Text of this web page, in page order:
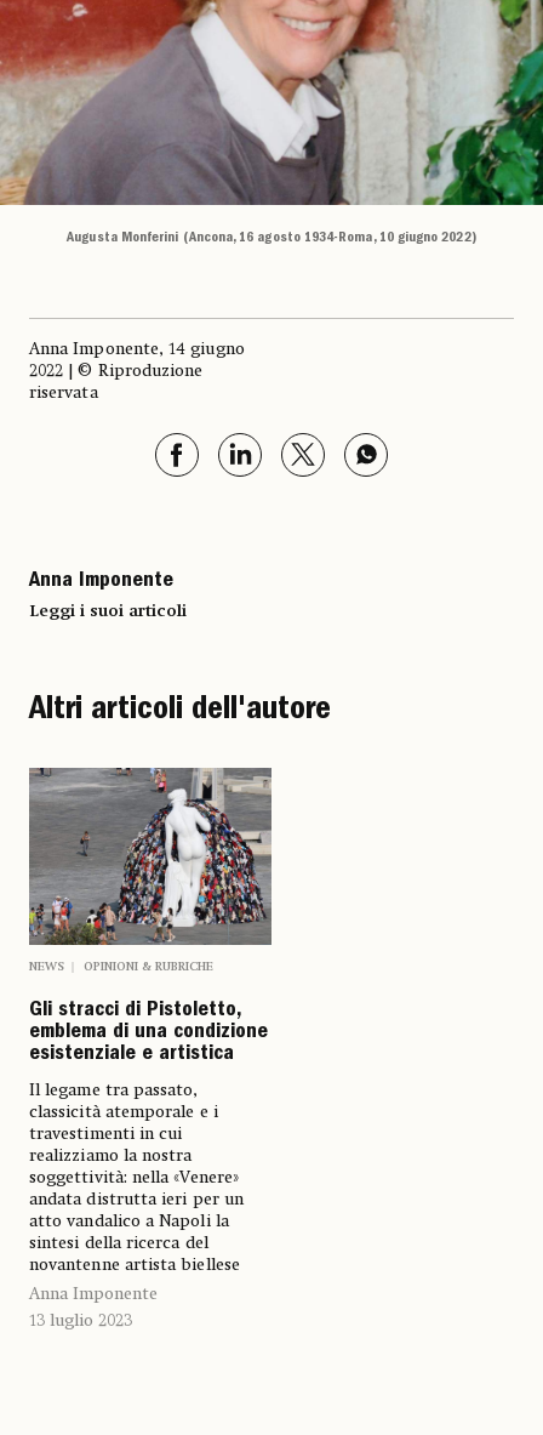
Augusta Monferini (Ancona, 16 agosto 1934-Roma, 10 giugno 2022)
Anna Imponente, 14 giugno
2022 | © Riproduzione
riservata
Anna Imponente
Leggi i suoi articoli
Altri articoli dell'autore
NEWS OPINIONI & RUBRICHE
Gli stracci di Pistoletto,
emblema di una condizione
esistenziale e artistica
Il legame tra passato,
classicità atemporale e i
travestimenti in cui
realizziamo la nostra
soggettività: nella «Venere»
andata distrutta ieri per un
atto vandalico a Napoli la
sintesi della ricerca del
novantenne artista biellese
Anna Imponente
13 luglio 2023